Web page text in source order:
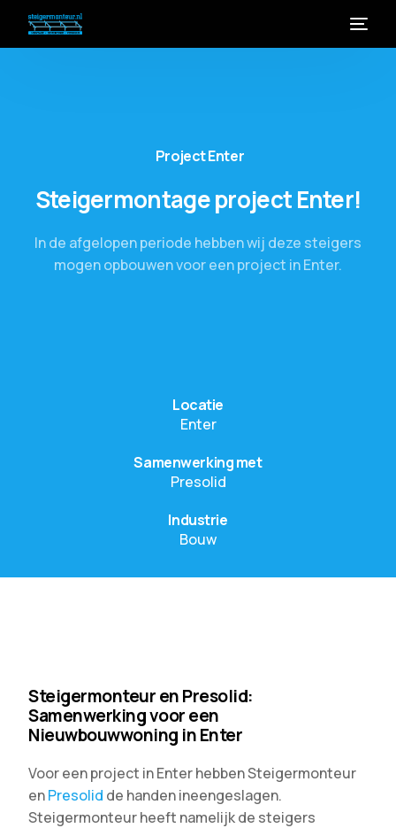
ProjectEnter
SteigermontageprojectEnter!
Inde afgelopenperiode hebbenwij deze steigers
mogenopbouwenvooreenproject inEnter.
Locatie
Enter
Samenwerking met
Presolid
Industrie
Bouw
Steigermonteur en Presolid:
Samenwerking voor een
Nieuwbouwwoning in Enter
Voor een project in Enter hebben Steigermonteur
enPresolid de handen ineengeslagen.
Steigermonteur heeft namelijk de steigers